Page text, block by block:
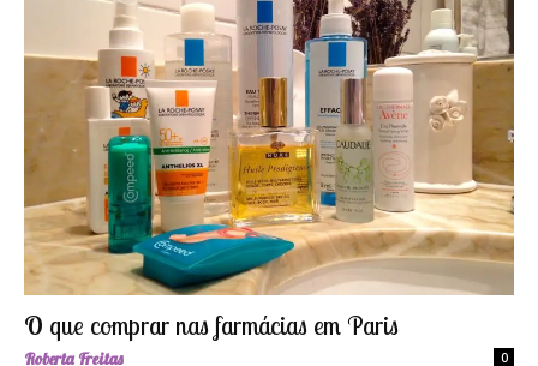
O que comprar nas farmácias em Paris
Roberta Freitas 0